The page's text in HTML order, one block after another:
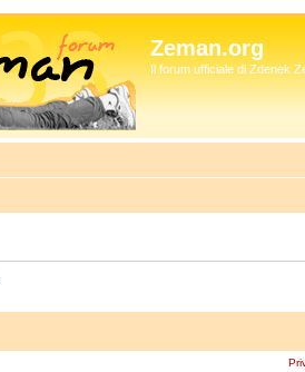
Zeman.org
Il forum ufficiale di Zdenek